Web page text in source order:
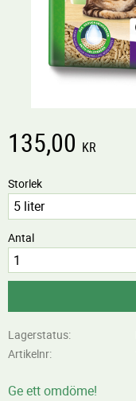
135,00 KR
Storlek
Antal
Lagerstatus
Artikelnr
Ge ett omdöme!